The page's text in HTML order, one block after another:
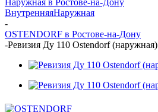
ВнутренняяНаружная
-
OSTENDORF в Ростове-на-Дону
-Ревизия Ду 110 Ostendorf (наружная)